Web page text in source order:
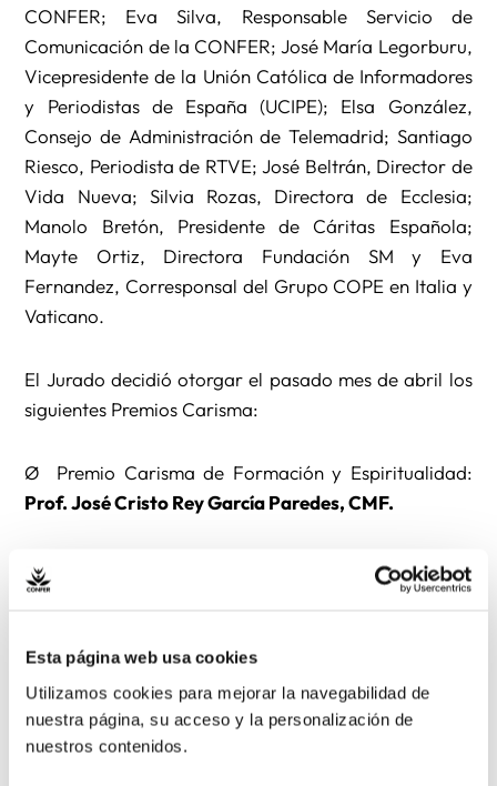
Esta página web usa cookies
Utilizamos cookies para mejorar la navegabilidad de
nuestra página, su acceso y la personalización de
nuestros contenidos.
CONFER; Eva Silva, Responsable Servicio de
Comunicación de la CONFER; José María Legorburu,
Vicepresidente de la Unión Católica de Informadores
y Periodistas de España (UCIPE); Elsa González,
Consejo de Administración de Telemadrid; Santiago
Riesco, Periodista de RTVE; José Beltrán, Director de
Vida Nueva; Silvia Rozas, Directora de Ecclesia;
Manolo Bretón, Presidente de Cáritas Española;
Mayte Ortiz, Directora Fundación SM y Eva
Fernandez, Corresponsal del Grupo COPE en Italia y
Vaticano.
El Jurado decidió otorgar el pasado mes de abril los
siguientes Premios Carisma:
Ø Premio Carisma de Formación y Espiritualidad:
Prof. José Cristo Rey García Paredes, CMF.
Ø Premio Carisma de Justicia y Solidaridad:Dña.
Luna Reyes Segura, voluntaria de Cruz Roja y D.
Ø Premio Carisma de Misión y Cooperación:Mons.
Eugenio Arellano Fernández, MccJ.